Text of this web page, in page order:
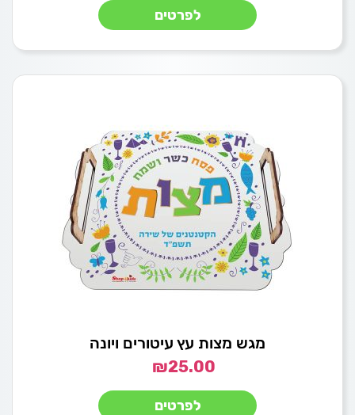
לפרטים
מגש מצות עץ עיטורים ויונה
₪25.00
לפרטים